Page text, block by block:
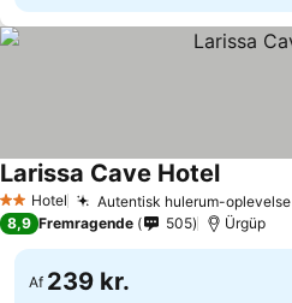
2 Stjerner
Hotel Autentisk hulerum-oplevelse
Larissa Cave Hotel
8,9 Fremragende 505 Ürgüp
Af 239 kr.